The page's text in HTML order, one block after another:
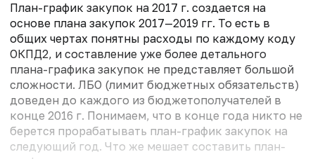
План-график закупок на 2017 г. создается на
основе плана закупок 2017—2019 гг. То есть в
общих чертах понятны расходы по каждому коду
ОКПД2, и составление уже более детального
плана-графика закупок не представляет большой
сложности. ЛБО (лимит бюджетных обязательств)
доведен до каждого из бюджетополучателей в
конце 2016 г. Понимаем, что в конце года никто не
берется прорабатывать план-график закупок на
следующий год. Что же мешает составить план-